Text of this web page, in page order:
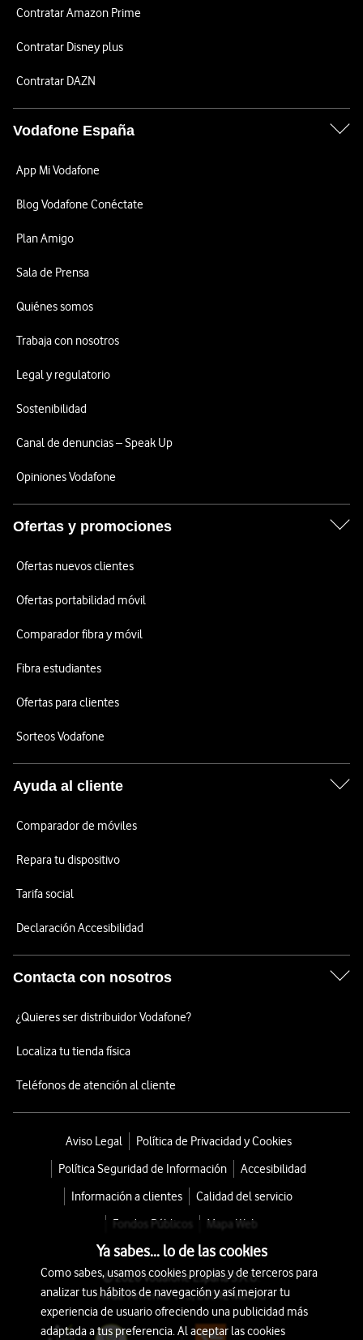
Contratar Amazon Prime
Contratar Disney plus
Contratar DAZN
Vodafone España
App Mi Vodafone
Blog Vodafone Conéctate
Plan Amigo
Sala de Prensa
Quiénes somos
Trabaja con nosotros
Legal y regulatorio
Sostenibilidad
Canal de denuncias – Speak Up
Opiniones Vodafone
Ofertas y promociones
Ofertas nuevos clientes
Ofertas portabilidad móvil
Comparador fibra y móvil
Fibra estudiantes
Ofertas para clientes
Sorteos Vodafone
Ayuda al cliente
Comparador de móviles
Repara tu dispositivo
Tarifa social
Declaración Accesibilidad
Contacta con nosotros
¿Quieres ser distribuidor Vodafone?
Localiza tu tienda física
Teléfonos de atención al cliente
Aviso Legal
Política de Privacidad y Cookies
Política Seguridad de Información
Accesibilidad
Información a clientes
Calidad del servicio
Fondos Públicos
Mapa Web
© 2026 Vodafone España S.A.U.
Avda. América 115, 28042 Madrid
Ya sabes... lo de las cookies
Como sabes, usamos cookies propias y de terceros para
analizar tus hábitos de navegación y así mejorar tu
experiencia de usuario ofreciendo una publicidad más
adaptada a tus preferencia. Al aceptar las cookies